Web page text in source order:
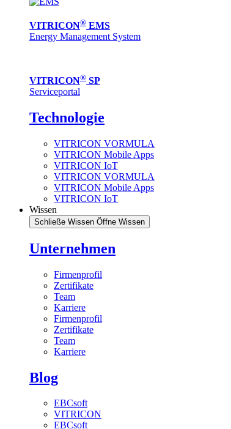
VITRICON® EMS
Energy Management System
VITRICON® SP
Serviceportal
Technologie
VITRICON VORMULA
VITRICON Mobile Apps
VITRICON IoT
VITRICON VORMULA
VITRICON Mobile Apps
VITRICON IoT
Wissen
Schließe Wissen Öffne Wissen
Unternehmen
Firmenprofil
Zertifikate
Team
Karriere
Firmenprofil
Zertifikate
Team
Karriere
Blog
EBCsoft
VITRICON
EBCsoft